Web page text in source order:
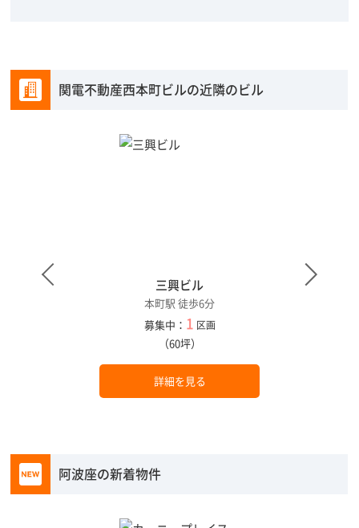
関電不動産西本町ビルの近隣のビル
三興ビル
本町駅 徒歩6分
募集中： 1 区画
（60坪）
詳細を見る
阿波座の新着物件